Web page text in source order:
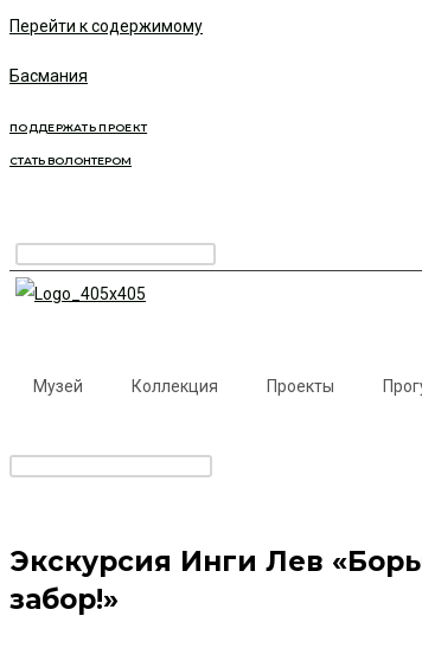
Перейти к содержимому
Басмания
ПОДДЕРЖАТЬ ПРОЕКТ
СТАТЬ ВОЛОНТЕРОМ
Музей Коллекция Проекты
Экскурсия Инги Лев
забор!»